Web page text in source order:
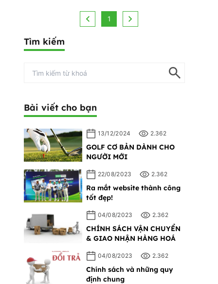
tìm và chọn sản phẩm muốn mua bằng nhiều cách:
1
Tìm kiếm
Bài viết cho bạn
13/12/2024 2.362
GOLF CƠ BẢN DÀNH CHO
NGƯỜI MỚI
22/08/2023 2.362
Ra mắt website thành công
tốt đẹp!
04/08/2023 2.362
CHÍNH SÁCH VẬN CHUYỂN
& GIAO NHẬN HÀNG HOÁ
04/08/2023 2.362
Chính sách và những quy
định chung